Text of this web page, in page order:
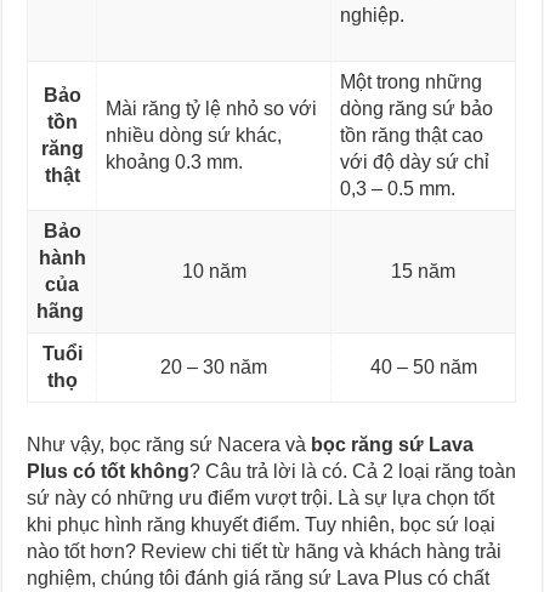
nghiệp.
Bảo
tồn
răng
thật
Mài răng tỷ lệ nhỏ so với
nhiều dòng sứ khác,
khoảng 0.3 mm.
Một trong những
dòng răng sứ bảo
tồn răng thật cao
với độ dày sứ chỉ
0,3 – 0.5 mm.
Bảo
hành
của
hãng
10 năm 15 năm
Tuổi
thọ
20 – 30 năm 40 – 50 năm
Như vậy, bọc răng sứ Nacera và bọc răng sứ Lava
Plus có tốt không? Câu trả lời là có. Cả 2 loại răng toàn
sứ này có những ưu điểm vượt trội. Là sự lựa chọn tốt
khi phục hình răng khuyết điểm. Tuy nhiên, bọc sứ loại
nào tốt hơn? Review chi tiết từ hãng và khách hàng trải
nghiệm, chúng tôi đánh giá răng sứ Lava Plus có chất